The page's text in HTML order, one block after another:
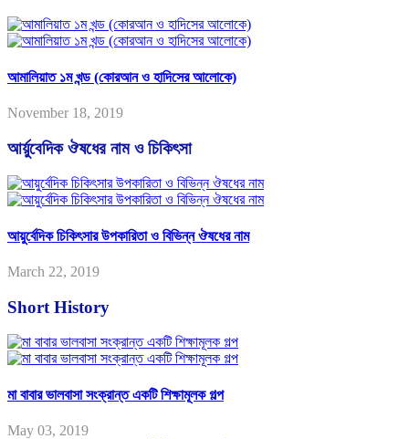
আমালিয়াত ১ম খন্ড (কোরআন ও হাদিসের আলোকে)
November 18, 2019
আর্য়ুবেদিক ঔষধের নাম ও চিকিৎসা
আয়ুর্বেদিক চিকিৎসার উপকারিতা ও বিভিন্ন ঔষধের নাম
March 22, 2019
Short History
মা বাবার ভালবাসা সংক্রান্ত একটি শিক্ষামূলক গল্প
May 03, 2019